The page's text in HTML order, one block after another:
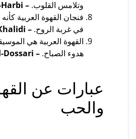
وتلامس القلوب. – Ali Al-Harbi
فنجان القهوة العربية
في غربة الروح. – Fatima Al-Khalidi
القهوة العربية هي
هدوء الصباح. – Majed Al-Dossari
عبارات عن
والحب